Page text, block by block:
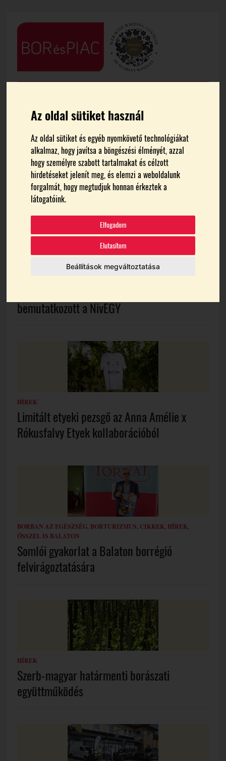
Az oldal sütiket használ
Az oldal sütiket és egyéb nyomkövető technológiákat
alkalmaz, hogy javítsa a böngészési élményét, azzal
hogy személyre szabott tartalmakat és célzott
hirdetéseket jelenít meg, és elemzi a weboldalunk
forgalmát, hogy megtudjuk honnan érkeztek a
látogatóink.
Elfogadom
Elutasítom
Beállítások megváltoztatása
FŐOLDAL EGYÜTTMŰKÖDÉS
együttműködés
bemutatkozott a NivEGY
HÍREK
Limitált etyeki pezsgő az Anna Amélie x
Rókusfalvy Etyek kollaborációból
BORBAN AZ EGÉSZSÉG BORTURIZMUS CIKKEK HÍREK
ŐSSZEL IS BALATON
Somlói gyakorlat a Balaton borrégió
felvirágoztatására
HÍREK
Szerb-magyar határmenti borászati
együttműködés